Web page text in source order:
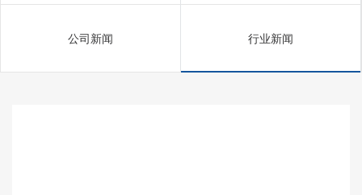
公司新闻 行业新闻